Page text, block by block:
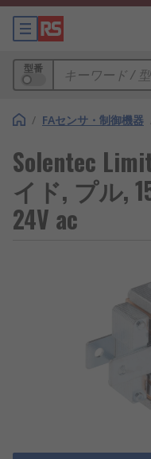
型番
/ FAセンサ・制御機器
Solentec
イド, プル,
24V ac